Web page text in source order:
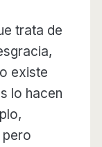
trata de
existe
lo hacen